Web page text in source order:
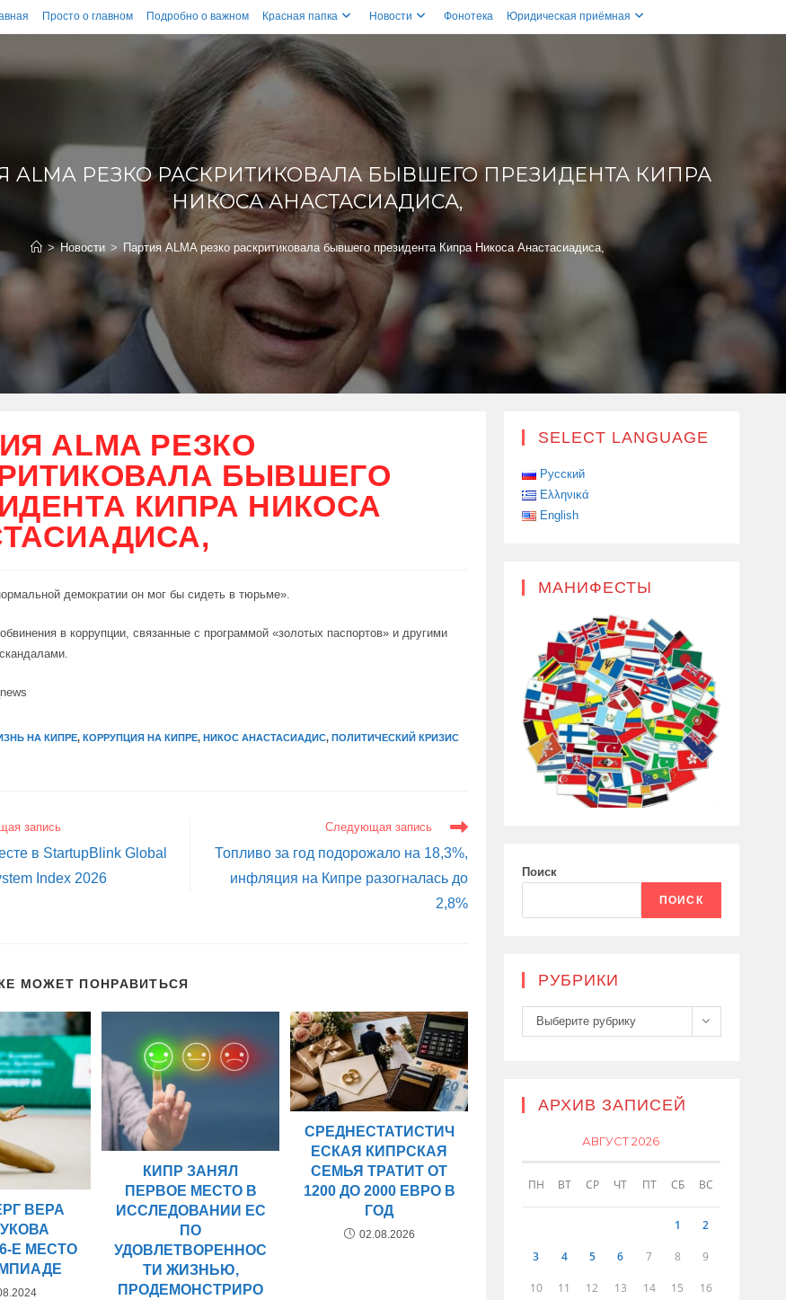
Просто о главном Подробно о важном Красная папка Новости Фонотека Юридическая приёмная
ALMA РЕЗКО РАСКРИТИКОВАЛА БЫВШЕГО ПРЕЗИДЕНТА КИПРА
НИКОСА АНАСТАСИАДИСА,
> Новости > Партия ALMA резко раскритиковала бывшего президента Кипра Никоса Анастасиадиса,
ALMA РЕЗКО
БЫВШЕГО
КИПРА НИКОСА
демократии он мог бы сидеть в тюрьме».
в коррупции, связанные с программой «золотых паспортов» и другими
НА КИПРЕ, КОРРУПЦИЯ НА КИПРЕ, НИКОС АНАСТАСИАДИС, ПОЛИТИЧЕСКИЙ КРИЗИС
запись
в StartupBlink Global
Index 2026
Следующая запись
Топливо за год подорожало на 18,3%,
инфляция на Кипре разогналась до
2,8%
МОЖЕТ ПОНРАВИТЬСЯ
ВЕРА
Е МЕСТО
КИПР ЗАНЯЛ
ПЕРВОЕ МЕСТО В
ИССЛЕДОВАНИИ ЕС
ПО
УДОВЛЕТВОРЕННОС
ТИ ЖИЗНЬЮ,
ПРОДЕМОНСТРИРО
СРЕДНЕСТАТИСТИЧ
ЕСКАЯ КИПРСКАЯ
СЕМЬЯ ТРАТИТ ОТ
1200 ДО 2000 ЕВРО В
ГОД
02.08.2026
SELECT LANGUAGE
Русский
Ελληνικά
English
МАНИФЕСТЫ
Поиск
ПОИСК
РУБРИКИ
Рубрики
Выберите рубрику
АРХИВ ЗАПИСЕЙ
АВГУСТ 2026
ПН ВТ СР ЧТ ПТ СБ ВС
1 2
3 4 5 6 7 8 9
10 11 12 13 14 15 16